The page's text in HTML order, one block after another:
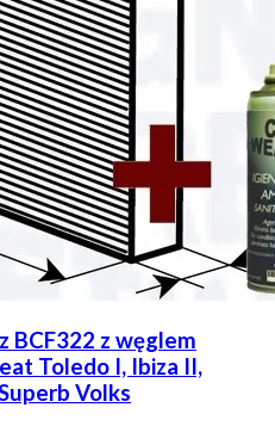
BCF322 z węglem
Toledo I, Ibiza II,
Volks